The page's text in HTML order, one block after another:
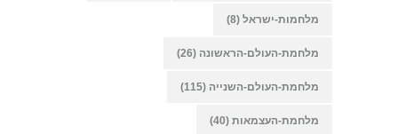
מלחמות-ישראל (8)
מלחמת-העולם-הראשונה (26)
מלחמת-העולם-השנייה (115)
מלחמת-העצמאות (40)